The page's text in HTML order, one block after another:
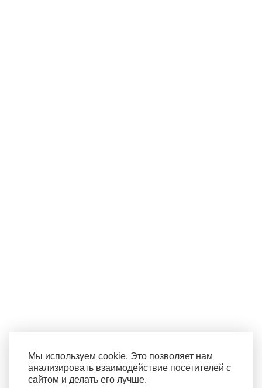
Мы используем cookie. Это позволяет нам
анализировать взаимодействие посетителей с
сайтом и делать его лучше.